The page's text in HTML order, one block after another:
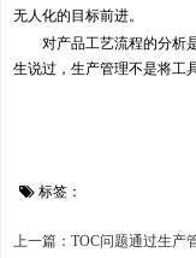
无人化的目标前进。
对产品工艺流程的分析是
生说过，生产管理不是将工
标签：
上一篇：TOC问题通过生产